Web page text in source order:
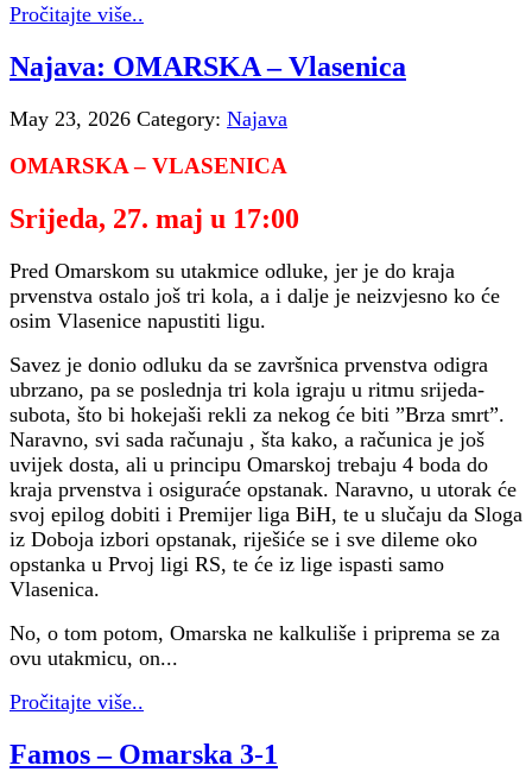
Pročitajte više..
Najava: OMARSKA – Vlasenica
May 23, 2026 Category: Najava
OMARSKA – VLASENICA
Srijeda, 27. maj u 17:00
Pred Omarskom su utakmice odluke, jer je do kraja
prvenstva ostalo još tri kola, a i dalje je neizvjesno ko će
osim Vlasenice napustiti ligu.
Savez je donio odluku da se završnica prvenstva odigra
ubrzano, pa se poslednja tri kola igraju u ritmu srijeda-
subota, što bi hokejaši rekli za nekog će biti ”Brza smrt”.
Naravno, svi sada računaju , šta kako, a računica je još
uvijek dosta, ali u principu Omarskoj trebaju 4 boda do
kraja prvenstva i osiguraće opstanak. Naravno, u utorak će
svoj epilog dobiti i Premijer liga BiH, te u slučaju da Sloga
iz Doboja izbori opstanak, riješiće se i sve dileme oko
opstanka u Prvoj ligi RS, te će iz lige ispasti samo
Vlasenica.
No, o tom potom, Omarska ne kalkuliše i priprema se za
ovu utakmicu, on...
Pročitajte više..
Famos – Omarska 3-1